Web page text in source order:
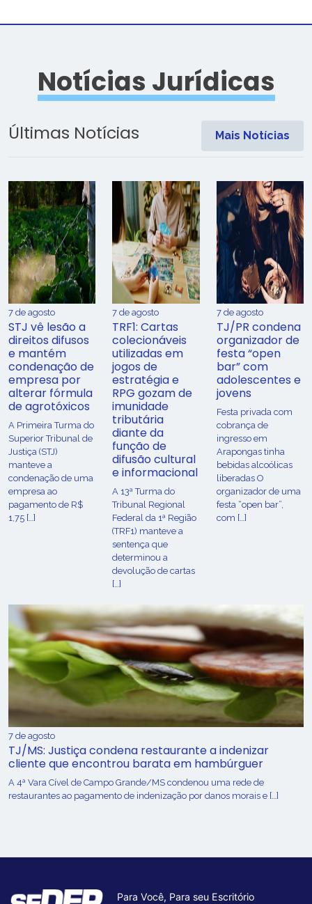
Notícias Jurídicas
Últimas Notícias Mais Notícias
7 de agosto
STJ vê lesão a
direitos difusos
e mantém
condenação de
empresa por
alterar fórmula
de agrotóxicos
​A Primeira Turma do
Superior Tribunal de
Justiça (STJ)
manteve a
condenação de uma
empresa ao
pagamento de R$
1,75 […]
7 de agosto
TRF1: Cartas
colecionáveis
utilizadas em
jogos de
estratégia e
RPG gozam de
imunidade
tributária
diante da
função de
difusão cultural
e informacional
A 13ª Turma do
Tribunal Regional
Federal da 1ª Região
(TRF1) manteve a
sentença que
determinou a
devolução de cartas
[…]
7 de agosto
TJ/PR condena
organizador de
festa “open
bar” com
adolescentes e
jovens
Festa privada com
cobrança de
ingresso em
Arapongas tinha
bebidas alcoólicas
liberadas O
organizador de uma
festa “open bar”,
com […]
7 de agosto
TJ/MS: Justiça condena restaurante a indenizar
cliente que encontrou barata em hambúrguer
A 4ª Vara Cível de Campo Grande/MS condenou uma rede de
restaurantes ao pagamento de indenização por danos morais e […]
Para Você, Para seu Escritório